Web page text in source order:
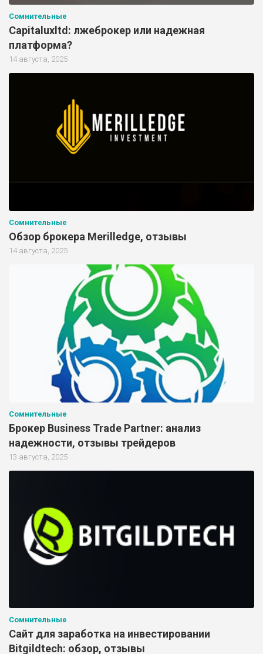
Сомнительные
Capitaluxltd: лжеброкер или надежная
платформа?
14 августа, 2025
Сомнительные
Обзор брокера Merilledge, отзывы
14 августа, 2025
Сомнительные
Брокер Business Trade Partner: анализ
надежности, отзывы трейдеров
13 августа, 2025
Сомнительные
Сайт для заработка на инвестировании
Bitgildtech: обзор, отзывы